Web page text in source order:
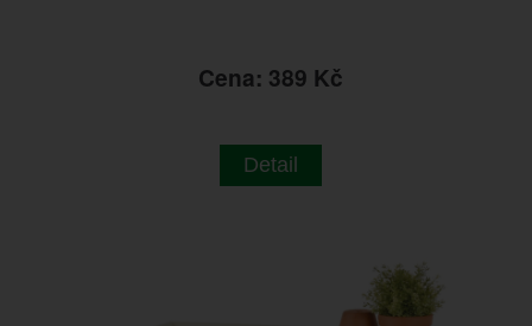
Cena: 389 Kč
Detail